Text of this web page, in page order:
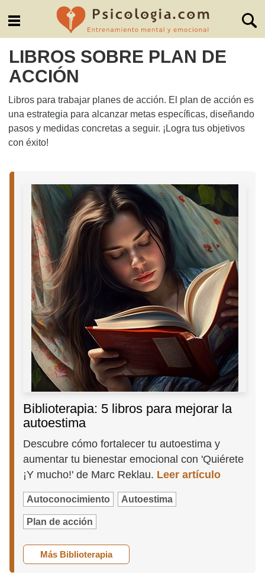
LIBROS SOBRE PLAN DE
ACCIÓN
Libros para trabajar planes de acción. El plan de acción es
una estrategia para alcanzar metas específicas, diseñando
pasos y medidas concretas a seguir. ¡Logra tus objetivos
con éxito!
Biblioterapia: 5 libros para mejorar la
autoestima
Descubre cómo fortalecer tu autoestima y
aumentar tu bienestar emocional con 'Quiérete
¡Y mucho!' de Marc Reklau. Leer artículo
Autoconocimiento Autoestima
Plan de acción
Más Biblioterapia